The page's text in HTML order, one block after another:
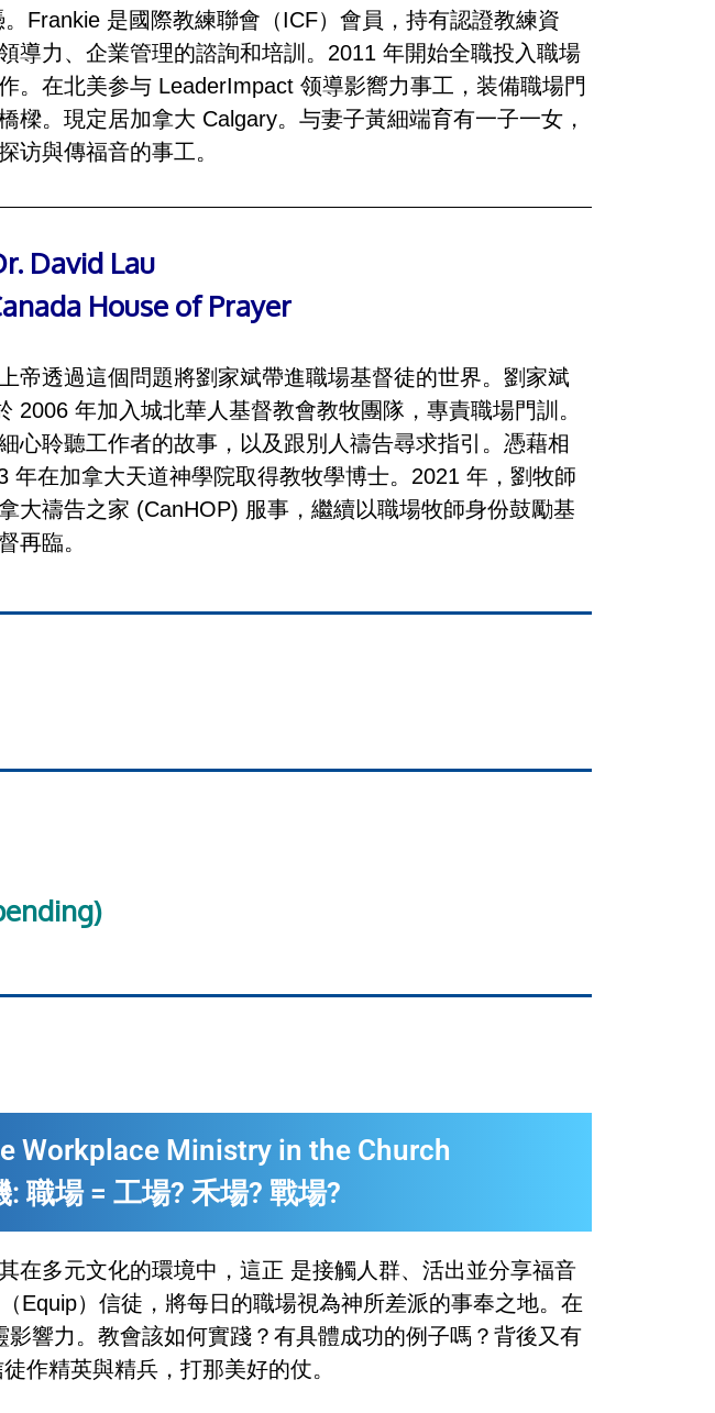
Frankie 是國際教練聯會（ICF）會員，持有認證教練資
導力、企業管理的諮詢和培訓。2011 年開始全職投入職場
。在北美参与 LeaderImpact 领導影嚮力事工，装備職場門
樑。現定居加拿大 Calgary。与妻子黃細端育有一子一女，
访與傳福音的事工。
David Lau
House of Prayer
帝透過這個問題將劉家斌帶進職場基督徒的世界。劉家斌
2006 年加入城北華人基督教會教牧團隊，專責職場門訓。
心聆聽工作者的故事，以及跟別人禱告尋求指引。憑藉相
年在加拿大天道神學院取得教牧學博士。2021 年，劉牧師
大禱告之家 (CanHOP) 服事，繼續以職場牧師身份鼓勵基
再臨。
Workplace Ministry in the Church
職場 = 工場? 禾場? 戰場?
在多元文化的環境中，這正 是接觸人群、活出並分享福音
Equip）信徒，將每日的職場視為神所差派的事奉之地。在
響力。教會該如何實踐？有具體成功的例子嗎？背後又有
作精英與精兵，打那美好的仗。